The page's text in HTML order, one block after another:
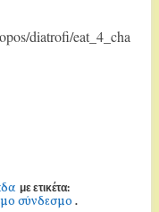
diatrofi/eat_4_cha
με ετικέτα:
σύνδεσμο .